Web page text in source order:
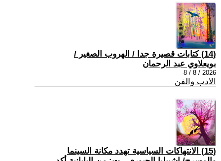
(14) كتابات قصيرة جدا / الهروب الصغير /
بويعلاوي عبد الرحمان
2026 / 8 / 8
الادب والفن
(15) الانتهاكات السياسية تهدد مكانة السينما